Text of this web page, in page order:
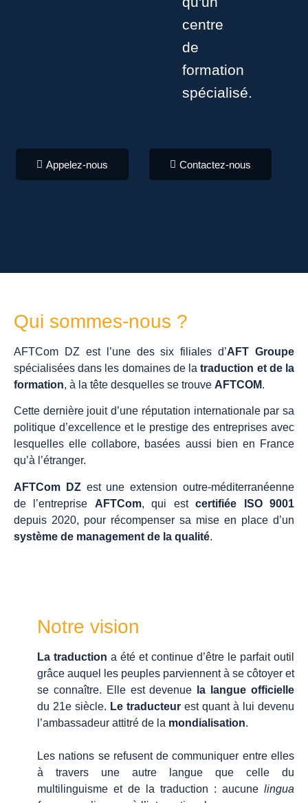
centre
de
formation
spécialisé.
Appelez-nous Contactez-nous
Qui sommes-nous ?
AFTCom DZ est l’une des six filiales d’AFT Groupe
spécialisées dans les domaines de la traduction et de la
formation, à la tête desquelles se trouve AFTCOM.
Cette dernière jouit d’une réputation internationale par sa
politique d’excellence et le prestige des entreprises avec
lesquelles elle collabore, basées aussi bien en France
qu’à l’étranger.
AFTCom DZest une extension outre-méditerranéenne
de l’entreprise AFTCom, qui estcertifiée ISO 9001
depuis 2020, pour récompenser sa mise en place d’un
système de management de la qualité.
Notre vision
La traduction a été et continue d’être le parfait outil
grâce auquel les peuples parviennent à se côtoyer et
se connaître. Elle est devenue
la langue officielle
du 21e siècle. Le traducteur est quant à lui devenu
l’ambassadeur attitré de la mondialisation.
Les nations se refusent de communiquer entre elles
à travers une autre langue que celle du
multilinguisme et de la traduction : aucune lingua